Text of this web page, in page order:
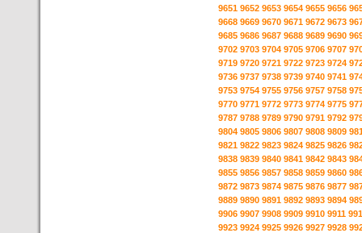
9651 9652 9653 9654 9655 9656
9668 9669 9670 9671 9672 9673
9685 9686 9687 9688 9689 9690
9702 9703 9704 9705 9706 9707
9719 9720 9721 9722 9723 9724
9736 9737 9738 9739 9740 9741
9753 9754 9755 9756 9757 9758
9770 9771 9772 9773 9774 9775
9787 9788 9789 9790 9791 9792
9804 9805 9806 9807 9808 9809
9821 9822 9823 9824 9825 9826
9838 9839 9840 9841 9842 9843
9855 9856 9857 9858 9859 9860
9872 9873 9874 9875 9876 9877
9889 9890 9891 9892 9893 9894
9906 9907 9908 9909 9910 9911
9923 9924 9925 9926 9927 9928